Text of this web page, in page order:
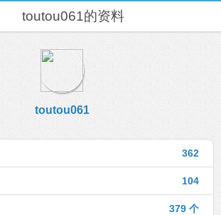
toutou061的资料
toutou061
362
104
379 个